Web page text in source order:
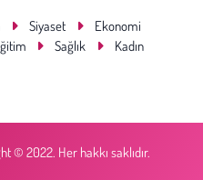
Siyaset
Ekonomi
Sağlık
Kadın
© 2022. Her hakkı saklıdır.